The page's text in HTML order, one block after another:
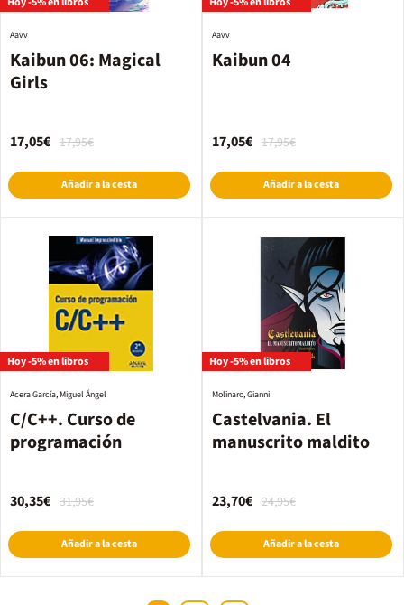
Kaibun 06: Magical
Girls
Aavv
17,95€
17,05€
Añadir a la cesta
Kaibun 04
Aavv
17,95€
17,05€
Añadir a la cesta
Hoy -5% en libros
C/C++. Curso de
programación
Acera García, Miguel Ángel
31,95€
30,35€
Añadir a la cesta
Hoy -5% en libros
Castelvania. El
manuscrito maldito
Molinaro, Gianni
24,95€
23,70€
Añadir a la cesta